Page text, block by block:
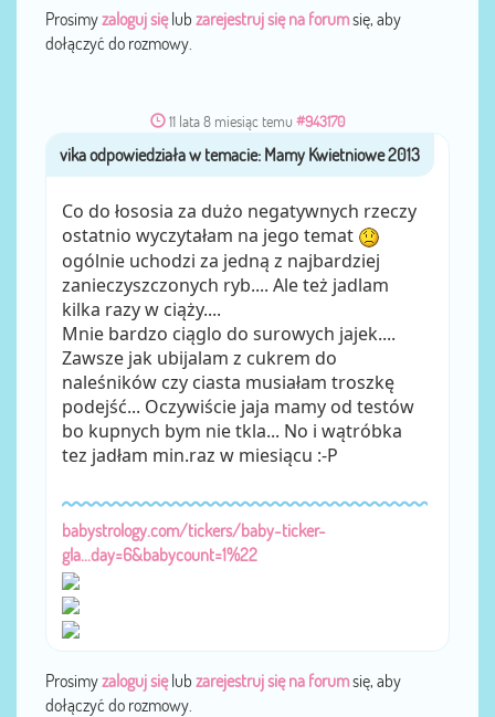
Prosimyzaloguj sięlub zarejestruj się na forumsię, aby
dołączyć do rozmowy.
11 lata 8 miesiąc temu #943170
przezvika
Co do łososia za dużo negatywnych rzeczy
ostatnio wyczytałam na jego temat
ogólnie uchodzi za jedną z najbardziej
zanieczyszczonych ryb.... Ale też jadlam
kilka razy w ciąży....
Mnie bardzo ciąglo do surowych jajek....
Zawsze jak ubijalam z cukrem do
naleśników czy ciasta musiałam troszkę
podejść... Oczywiście jaja mamy od testów
bo kupnych bym nie tkla... No i wątróbka
tez jadłam min.raz w miesiącu :-P
babystrology.com/tickers/baby-ticker-
gla...day=6&babycount=1%22
Prosimyzaloguj sięlub zarejestruj się na forumsię, aby
dołączyć do rozmowy.